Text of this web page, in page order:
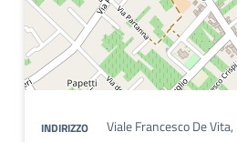
INDIRIZZO Viale Francesco De